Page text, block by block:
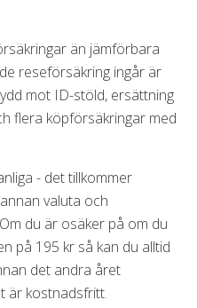
än jämförbara
reseförsäkring ingår är
mot ID-stöld, ersättning
flera köpförsäkringar med
- det tillkommer
valuta och
du är osäker på om du
på 195 kr så kan du alltid
det andra året
är kostnadsfritt.